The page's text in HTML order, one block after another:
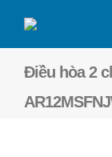
Điều hòa 2